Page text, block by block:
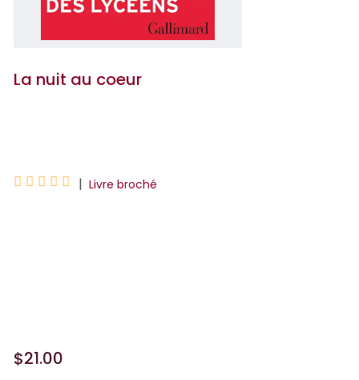
La nuit au coeur
     | Livre broché
$21.00